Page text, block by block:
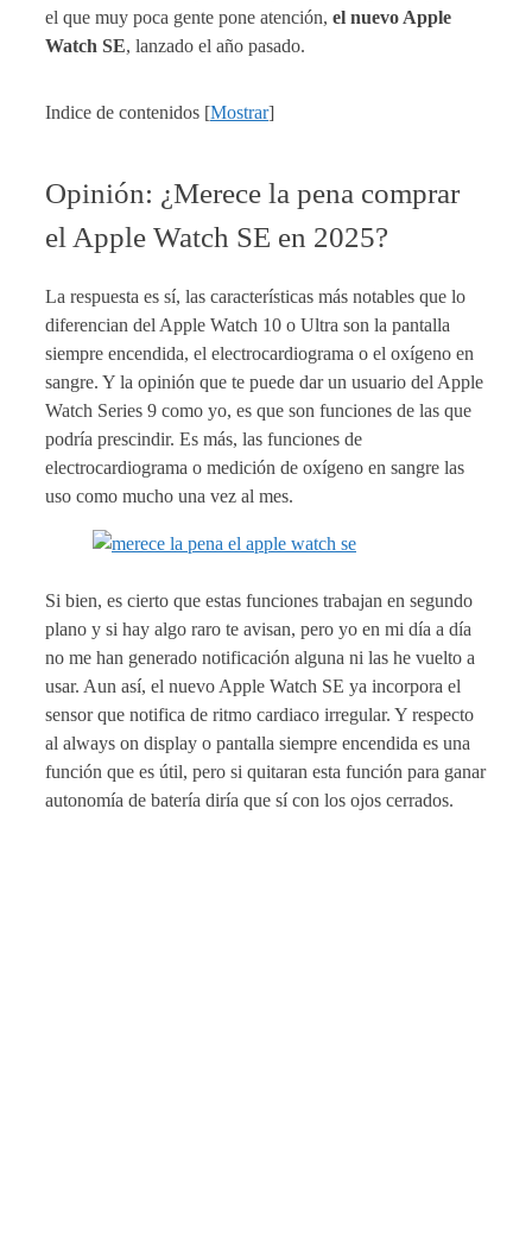
el que muy poca gente pone atención, el nuevo Apple
Watch SE, lanzado el año pasado.
Indice de contenidos [Mostrar]
Opinión: ¿Merece la pena comprar
el Apple Watch SE en 2025?
La respuesta es sí, las características más notables que lo
diferencian del Apple Watch 10 o Ultra son la pantalla
siempre encendida, el electrocardiograma o el oxígeno en
sangre. Y la opinión que te puede dar un usuario del Apple
Watch Series 9 como yo, es que son funciones de las que
podría prescindir. Es más, las funciones de
electrocardiograma o medición de oxígeno en sangre las
uso como mucho una vez al mes.
Si bien, es cierto que estas funciones trabajan en segundo
plano y si hay algo raro te avisan, pero yo en mi día a día
no me han generado notificación alguna ni las he vuelto a
usar. Aun así, el nuevo Apple Watch SE ya incorpora el
sensor que notifica de ritmo cardiaco irregular. Y respecto
al always on display o pantalla siempre encendida es una
función que es útil, pero si quitaran esta función para ganar
autonomía de batería diría que sí con los ojos cerrados.